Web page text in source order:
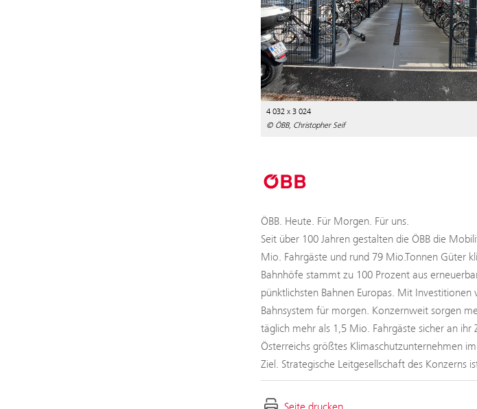
4 032 x 3 024
© ÖBB, Christopher Seif
ÖBB. Heute. Für Morgen. Für uns.
Seit über 100 Jahren gestalten die ÖBB die
Mio. Fahrgäste und rund 79 Mio.Tonnen Güter
Bahnhöfe stammt zu 100 Prozent aus
pünktlichsten Bahnen Europas. Mit
Bahnsystem für morgen. Konzernweit sorgen
täglich mehr als 1,5 Mio. Fahrgäste sicher an ihr
Österreichs größtes Klimaschutzunternehmen
Ziel. Strategische Leitgesellschaft des Konzerns